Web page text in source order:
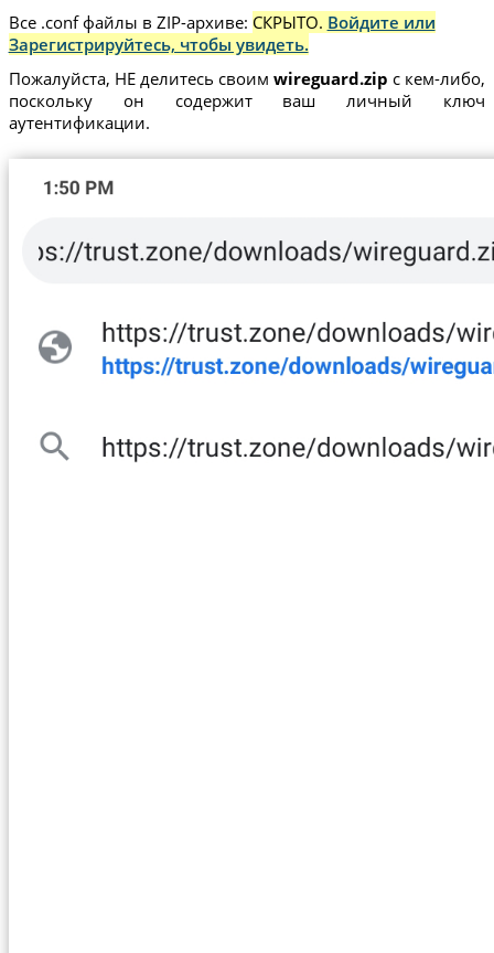
Все .conf файлы в ZIP-архиве: СКРЫТО. Войдите или
Зарегистрируйтесь, чтобы увидеть.
Пожалуйста, НЕ делитесь своимwireguard.zip с кем-либо,
поскольку он содержит ваш личный ключ
аутентификации.